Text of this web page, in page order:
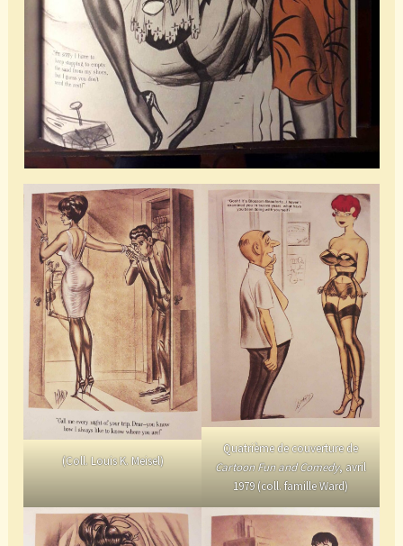
(Coll. Louis K. Meisel)
Quatrième de couverture de
Cartoon Fun and Comedy, avril
1979 (coll. famille Ward)